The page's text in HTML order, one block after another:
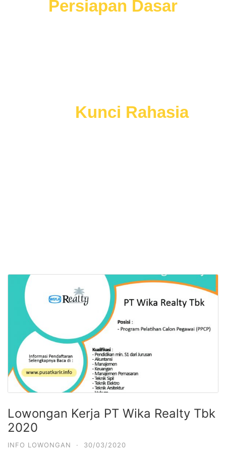
Persiapan Dasar
Kunci Rahasia
Lowongan Kerja PT Wika Realty Tbk
2020
INFO LOWONGAN · 30/03/2020